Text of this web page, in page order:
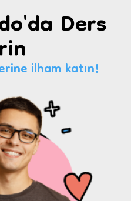
Ders
ilham katın!